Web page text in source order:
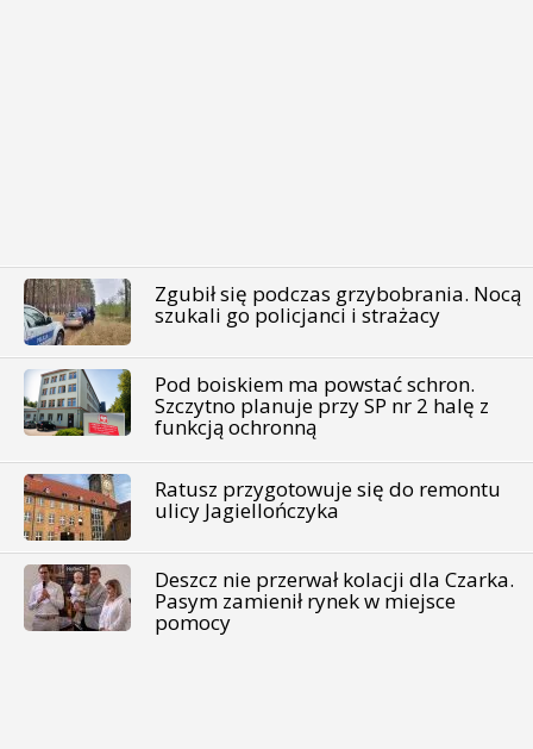
Zgubił się podczas grzybobrania. Nocą
szukali go policjanci i strażacy
Pod boiskiem ma powstać schron.
Szczytno planuje przy SP nr 2 halę z
funkcją ochronną
Ratusz przygotowuje się do remontu
ulicy Jagiellończyka
Deszcz nie przerwał kolacji dla Czarka.
Pasym zamienił rynek w miejsce
pomocy